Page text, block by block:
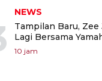
NEWS
Tampilan Baru,
Lagi Bersama
10 jam